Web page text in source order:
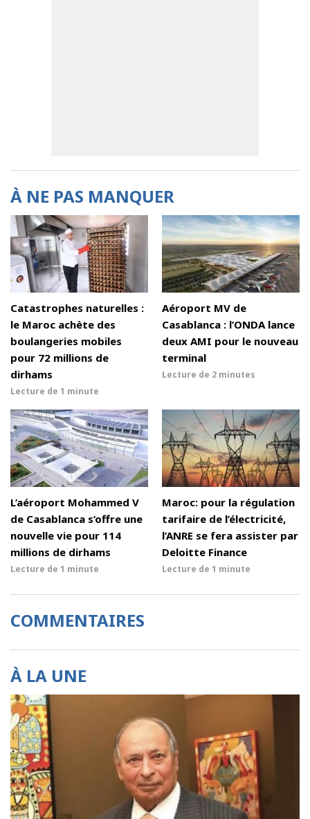
À NE PAS MANQUER
Catastrophes naturelles :
le Maroc achète des
boulangeries mobiles
pour 72 millions de
dirhams
Lecture de 1 minute
Aéroport MV de
Casablanca : l’ONDA lance
deux AMI pour le nouveau
terminal
Lecture de 2 minutes
L’aéroport Mohammed V
de Casablanca s’offre une
nouvelle vie pour 114
millions de dirhams
Lecture de 1 minute
Maroc: pour la régulation
tarifaire de l’électricité,
l’ANRE se fera assister par
Deloitte Finance
Lecture de 1 minute
COMMENTAIRES
À LA UNE